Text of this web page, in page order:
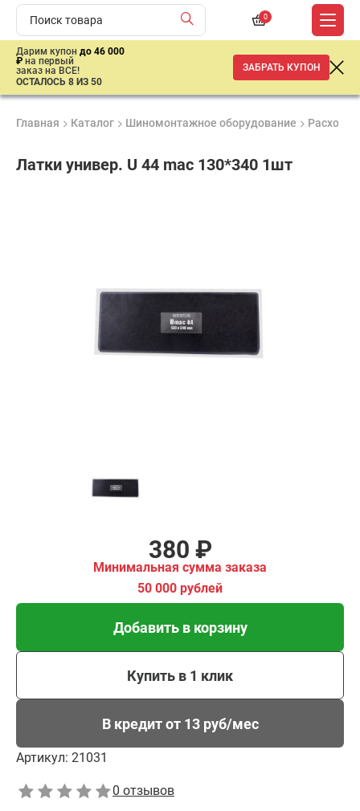
0
Дарим купон до 46 000
₽ на первый
заказ на ВСЕ!
ОСТАЛОСЬ 8 ИЗ 50
ЗАБРАТЬ КУПОН
Главная Каталог Шиномонтажное оборудование
Латки универ. U 44 mac 130*340 1шт
380 ₽
Минимальная сумма заказа
50 000 рублей
Добавить в корзину
Купить в 1 клик
В кредит от 13 руб/мес
Артикул: 21031
0 отзывов